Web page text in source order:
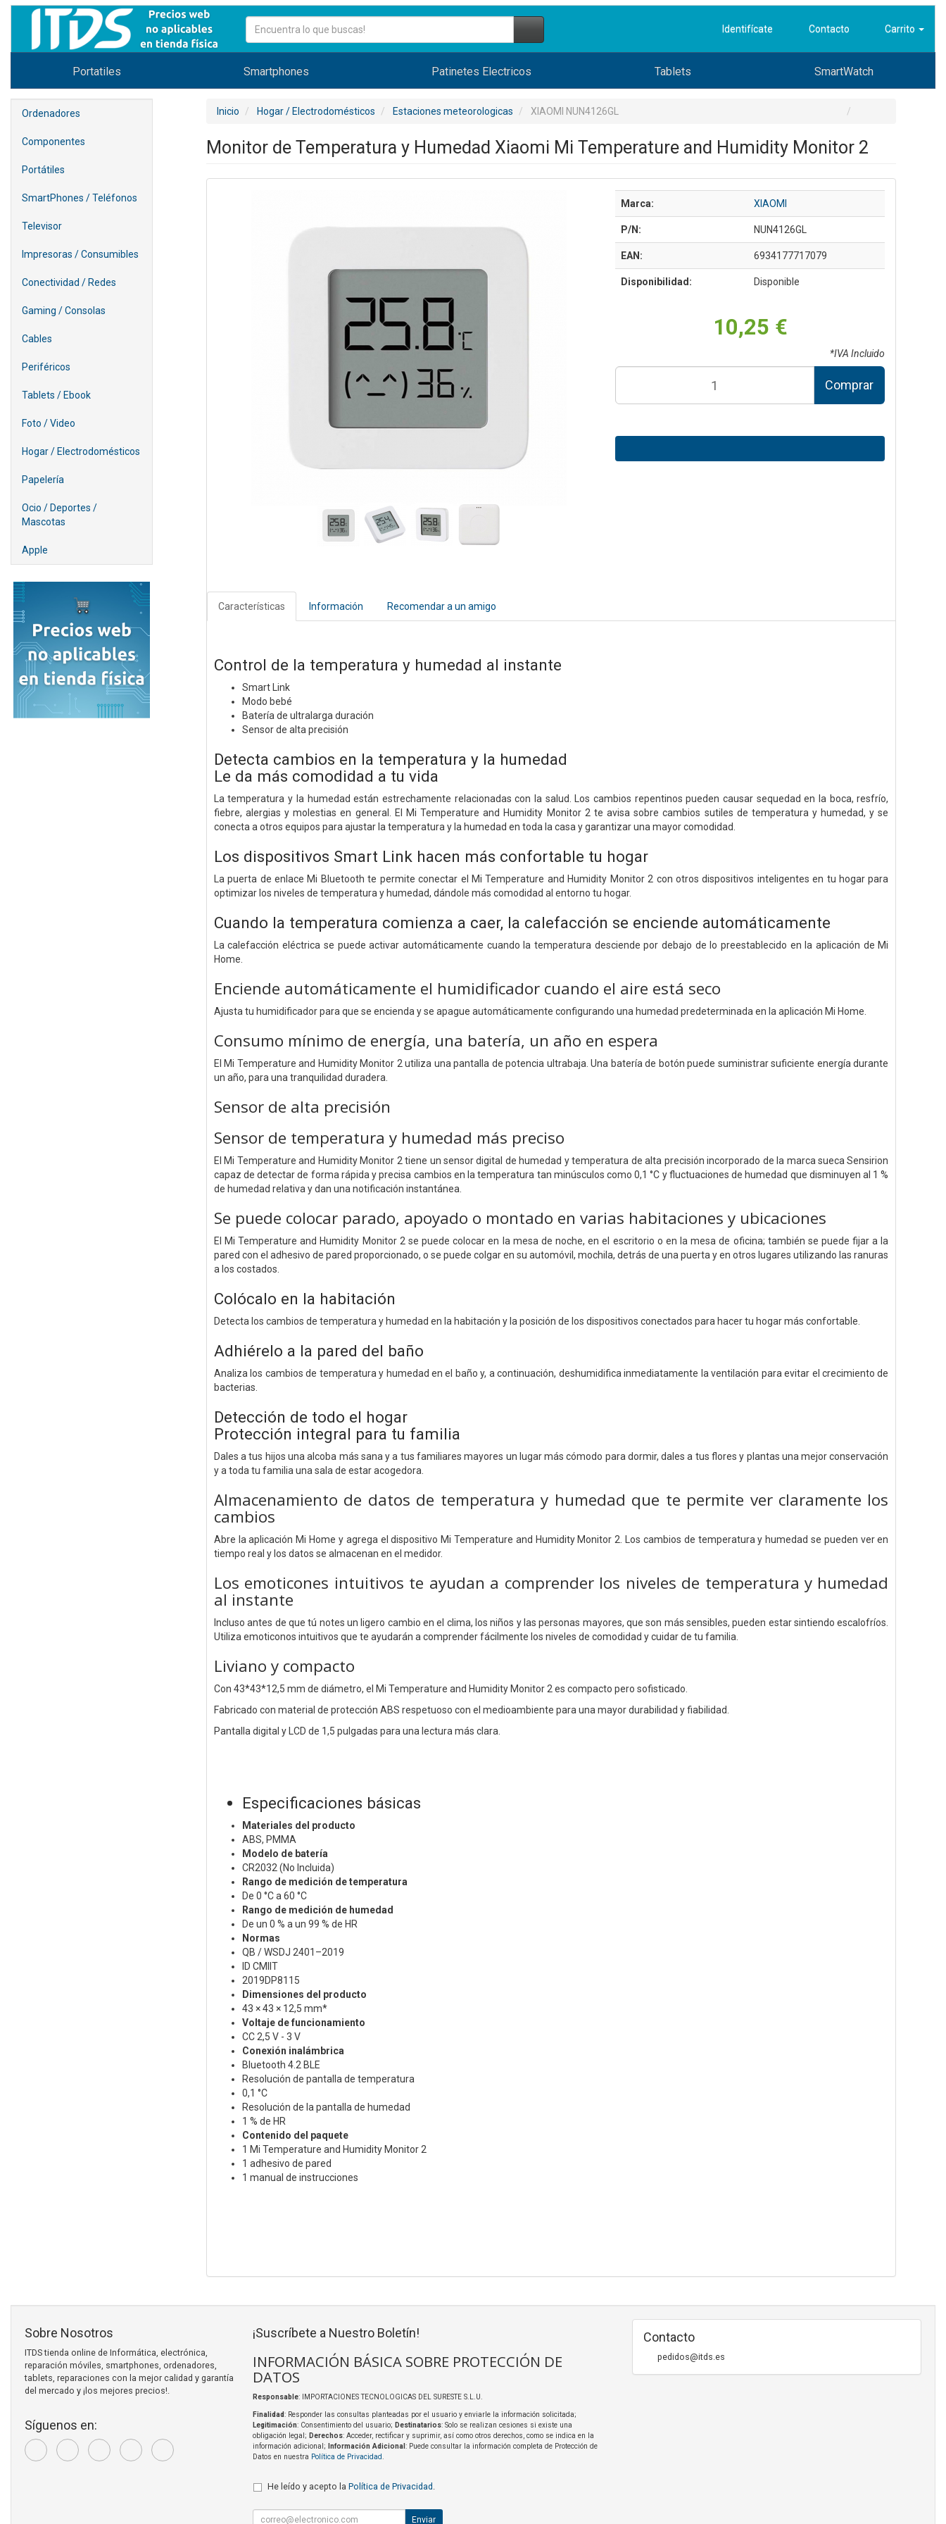
Identifícate Contacto Carrito
Portatiles Smartphones Patinetes Electricos Tablets SmartWatch
Ordenadores
Componentes
Portátiles
SmartPhones / Teléfonos
Televisor
Impresoras / Consumibles
Conectividad / Redes
Gaming / Consolas
Cables
Periféricos
Tablets / Ebook
Foto / Video
Hogar / Electrodomésticos
Papelería
Ocio / Deportes /
Mascotas
Apple
Inicio Hogar / Electrodomésticos Estaciones meteorologicas XIAOMI NUN4126GL
Monitor de Temperatura y Humedad Xiaomi Mi Temperature and Humidity Monitor 2
Marca: XIAOMI
P/N: NUN4126GL
EAN: 6934177717079
Disponibilidad: Disponible
10,25 €
*IVA Incluido
Comprar
Características Información Recomendar a un amigo
Control de la temperatura y humedad al instante
Smart Link
Modo bebé
Batería de ultralarga duración
Sensor de alta precisión
Detecta cambios en la temperatura y la humedad
Le da más comodidad a tu vida
La temperatura y la humedad están estrechamente relacionadas con la salud. Los cambios repentinos pueden causar sequedad en la boca, resfrío,
fiebre, alergias y molestias en general. El Mi Temperature and Humidity Monitor 2 te avisa sobre cambios sutiles de temperatura y humedad, y se
conecta a otros equipos para ajustar la temperatura y la humedad en toda la casa y garantizar una mayor comodidad.
Los dispositivos Smart Link hacen más confortable tu hogar
La puerta de enlace Mi Bluetooth te permite conectar el Mi Temperature and Humidity Monitor 2 con otros dispositivos inteligentes en tu hogar para
optimizar los niveles de temperatura y humedad, dándole más comodidad al entorno tu hogar.
Cuando la temperatura comienza a caer, la calefacción se enciende automáticamente
La calefacción eléctrica se puede activar automáticamente cuando la temperatura desciende por debajo de lo preestablecido en la aplicación de Mi
Home.
Enciende automáticamente el humidificador cuando el aire está seco
Ajusta tu humidificador para que se encienda y se apague automáticamente configurando una humedad predeterminada en la aplicación Mi Home.
Consumo mínimo de energía, una batería, un año en espera
El Mi Temperature and Humidity Monitor 2 utiliza una pantalla de potencia ultrabaja. Una batería de botón puede suministrar suficiente energía durante
un año, para una tranquilidad duradera.
Sensor de alta precisión
Sensor de temperatura y humedad más preciso
El Mi Temperature and Humidity Monitor 2 tiene un sensor digital de humedad y temperatura de alta precisión incorporado de la marca sueca Sensirion
capaz de detectar de forma rápida y precisa cambios en la temperatura tan minúsculos como 0,1 °C y fluctuaciones de humedad que disminuyen al 1 %
de humedad relativa y dan una notificación instantánea.
Se puede colocar parado, apoyado o montado en varias habitaciones y ubicaciones
El Mi Temperature and Humidity Monitor 2 se puede colocar en la mesa de noche, en el escritorio o en la mesa de oficina; también se puede fijar a la
pared con el adhesivo de pared proporcionado, o se puede colgar en su automóvil, mochila, detrás de una puerta y en otros lugares utilizando las ranuras
a los costados.
Colócalo en la habitación
Detecta los cambios de temperatura y humedad en la habitación y la posición de los dispositivos conectados para hacer tu hogar más confortable.
Adhiérelo a la pared del baño
Analiza los cambios de temperatura y humedad en el baño y, a continuación, deshumidifica inmediatamente la ventilación para evitar el crecimiento de
bacterias.
Detección de todo el hogar
Protección integral para tu familia
Dales a tus hijos una alcoba más sana y a tus familiares mayores un lugar más cómodo para dormir, dales a tus flores y plantas una mejor conservación
y a toda tu familia una sala de estar acogedora.
Almacenamiento de datos de temperatura y humedad que te permite ver claramente los
cambios
Abre la aplicación Mi Home y agrega el dispositivo Mi Temperature and Humidity Monitor 2. Los cambios de temperatura y humedad se pueden ver en
tiempo real y los datos se almacenan en el medidor.
Los emoticones intuitivos te ayudan a comprender los niveles de temperatura y humedad
al instante
Incluso antes de que tú notes un ligero cambio en el clima, los niños y las personas mayores, que son más sensibles, pueden estar sintiendo escalofríos.
Utiliza emoticonos intuitivos que te ayudarán a comprender fácilmente los niveles de comodidad y cuidar de tu familia.
Liviano y compacto
Con 43*43*12,5 mm de diámetro, el Mi Temperature and Humidity Monitor 2 es compacto pero sofisticado.
Fabricado con material de protección ABS respetuoso con el medioambiente para una mayor durabilidad y fiabilidad.
Pantalla digital y LCD de 1,5 pulgadas para una lectura más clara.
Especificaciones básicas
Materiales del producto
ABS, PMMA
Modelo de batería
CR2032 (No Incluida)
Rango de medición de temperatura
De 0 °C a 60 °C
Rango de medición de humedad
De un 0 % a un 99 % de HR
Normas
QB / WSDJ 2401–2019
ID CMIIT
2019DP8115
Dimensiones del producto
43 × 43 × 12,5 mm*
Voltaje de funcionamiento
CC 2,5 V - 3 V
Conexión inalámbrica
Bluetooth 4.2 BLE
Resolución de pantalla de temperatura
0,1 °C
Resolución de la pantalla de humedad
1 % de HR
Contenido del paquete
1 Mi Temperature and Humidity Monitor 2
1 adhesivo de pared
1 manual de instrucciones
Sobre Nosotros
ITDS tienda online de Informática, electrónica,
reparación móviles, smartphones, ordenadores,
tablets, reparaciones con la mejor calidad y garantía
del mercado y ¡los mejores precios!.
Síguenos en:
¡Suscríbete a Nuestro Boletín!
INFORMACIÓN BÁSICA SOBRE PROTECCIÓN DE
DATOS
Responsable: IMPORTACIONES TECNOLOGICAS DEL SURESTE S.L.U.
Finalidad: Responder las consultas planteadas por el usuario y enviarle la información solicitada;
Legitimación: Consentimiento del usuario; Destinatarios: Solo se realizan cesiones si existe una
obligación legal; Derechos: Acceder, rectificar y suprimir, así como otros derechos, como se indica en la
información adicional;
Información Adicional : Puede consultar la información completa de Protección de
Datos en nuestra Política de Privacidad.
He leído y acepto la Política de Privacidad .
Enviar
Contacto
pedidos@itds.es